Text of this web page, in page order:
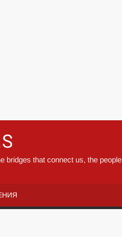
bridges that connect us, the people